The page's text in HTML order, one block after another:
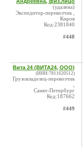
(удалена)
Экспедитор-перевозчик ,
Киров
Код:2381840
#448
Вита 24 (ВИТА24, ООО)
(ИНН:7811620512)
Грузовладелец-перевозчик
Санкт-Петербург
Код:187662
#449